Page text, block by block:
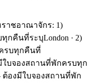
าชอาณาจักร: 1)
กคืนที่ระบุLondon · 2)
รบทุกคืนที่
มีใบจองสถานที่พักครบทุก
ต้องมีใบจองสถานที่พัก